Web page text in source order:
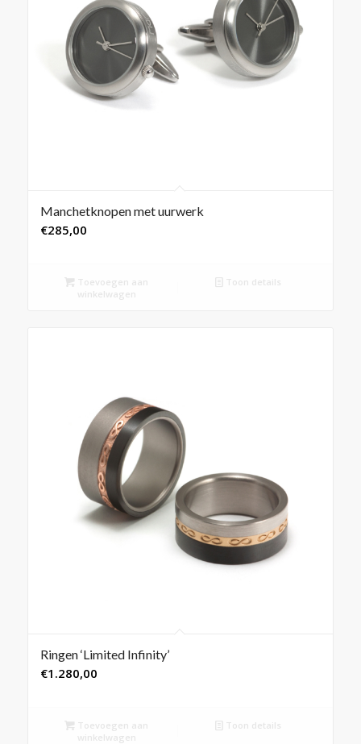
Manchetknopen met uurwerk
€285,00
Toevoegen aan
winkelwagen
Toon details
Ringen ‘Limited Infinity’
€1.280,00
Toevoegen aan
winkelwagen
Toon details